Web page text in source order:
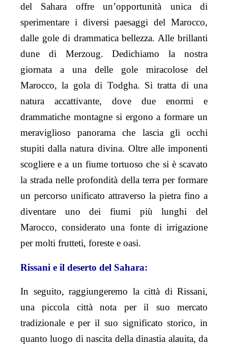
del Sahara offre un’opportunità unica di
sperimentare i diversi paesaggi del Marocco,
dalle gole di drammatica bellezza. Alle brillanti
dune di Merzoug. Dedichiamo la nostra
giornata a una delle gole miracolose del
Marocco, la gola di Todgha. Si tratta di una
natura accattivante, dove due enormi e
drammatiche montagne si ergono a formare un
meraviglioso panorama che lascia gli occhi
stupiti dalla natura divina. Oltre alle imponenti
scogliere e a un fiume tortuoso che si è scavato
la strada nelle profondità della terra per formare
un percorso unificato attraverso la pietra fino a
diventare uno dei fiumi più lunghi del
Marocco, considerato una fonte di irrigazione
per molti frutteti, foreste e oasi.
Rissani e il deserto del Sahara:
In seguito, raggiungeremo la città di Rissani,
una piccola città nota per il suo mercato
tradizionale e per il suo significato storico, in
quanto luogo di nascita della dinastia alauita, da